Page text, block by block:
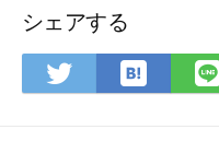
シェアする
Twitter
で
は
て